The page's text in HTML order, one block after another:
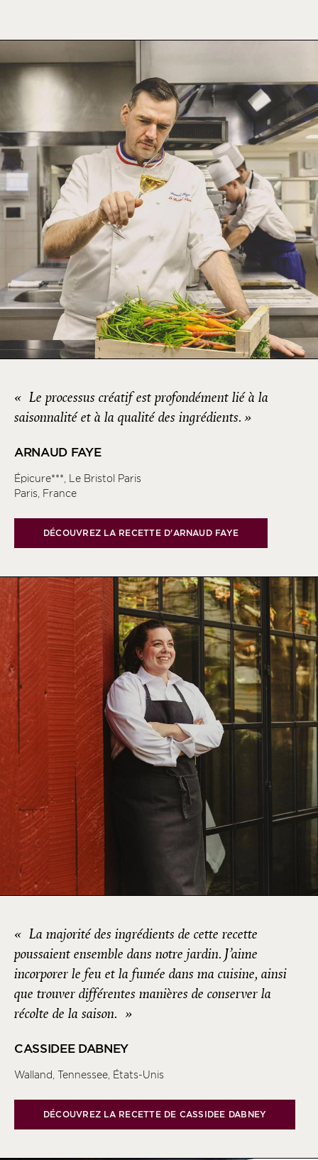
« Le processus créatif estprofondément lié à la
saisonnalité et à la qualité des ingrédients. »
ARNAUD FAYE
Épicure***, Le Bristol Paris
Paris, France
DÉCOUVREZ LA RECETTE D'ARNAUD FAYE
« La majorité des ingrédients de cette recette
poussaient ensemble dans notre jardin. J’aime
incorporer le feu et la fumée dans ma cuisine, ainsi
que trouver différentes manières de conserver la
récolte de la saison. »
CASSIDEE DABNEY
Walland, Tennessee, États-Unis
DÉCOUVREZ LA RECETTE DE CASSIDEE DABNEY